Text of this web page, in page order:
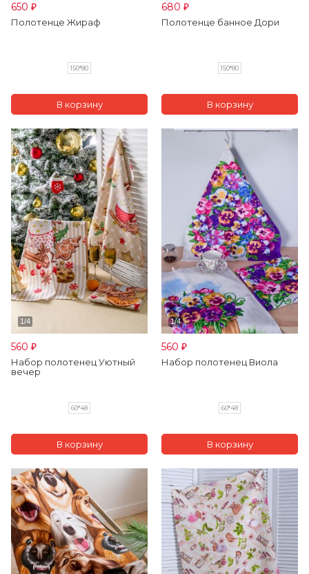
650 ₽
Полотенце Жираф
150*80
680 ₽
Полотенце банное Дори
150*80
560 ₽
Набор полотенец Уютный
вечер
60*48
560 ₽
Набор полотенец Виола
60*48